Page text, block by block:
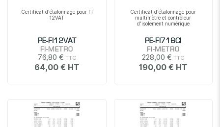
Certificat d'étalonnage pour FI
12VAT
PE-FI12VAT
FI-METRO
76,80 €
64,00 €
Certificat d'étalonnage pour
multimètre et contrôleur
d'isolement numérique
PE-FI716CI
FI-METRO
228,00 €
190,00 €